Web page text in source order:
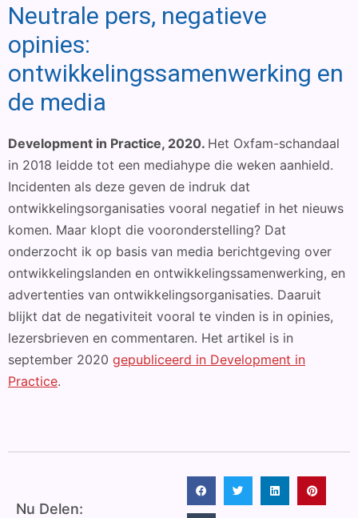
Neutrale pers, negatieve
opinies:
ontwikkelingssamenwerking en
de media
Development in Practice, 2020. Het Oxfam-schandaal
in 2018 leidde tot een mediahype die weken aanhield.
Incidenten als deze geven de indruk dat
ontwikkelingsorganisaties vooral negatief in het nieuws
komen. Maar klopt die vooronderstelling? Dat
onderzocht ik op basis van media berichtgeving over
ontwikkelingslanden en ontwikkelingssamenwerking, en
advertenties van ontwikkelingsorganisaties. Daaruit
blijkt dat de negativiteit vooral te vinden is in opinies,
lezersbrieven en commentaren. Het artikel is in
september 2020 gepubliceerd in Development in
Practice.
Nu Delen: